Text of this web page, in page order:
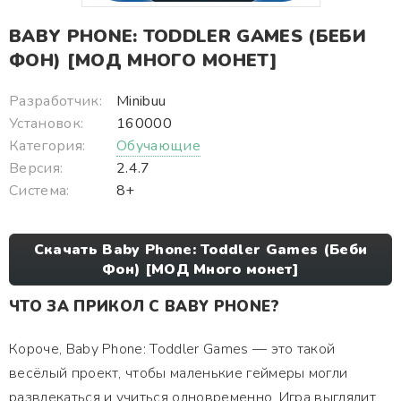
BABY PHONE: TODDLER GAMES (БЕБИ
ФОН) [МОД МНОГО МОНЕТ]
Разработчик:
Minibuu
Установок:
160000
Категория:
Обучающие
Версия:
2.4.7
Система:
8+
Скачать Baby Phone: Toddler Games (Беби
Фон) [МОД Много монет]
ЧТО ЗА ПРИКОЛ С BABY PHONE?
Короче, Baby Phone: Toddler Games — это такой
весёлый проект, чтобы маленькие геймеры могли